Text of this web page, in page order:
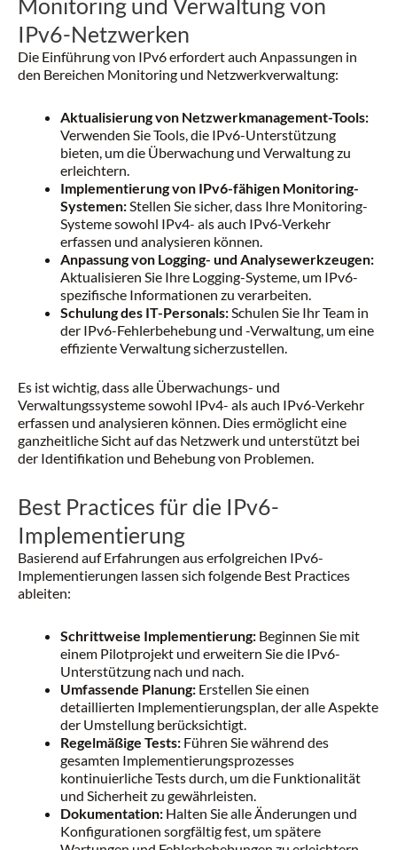
IPv6-Netzwerken
Die Einführung von IPv6 erfordert auch Anpassungen in
den Bereichen Monitoring und Netzwerkverwaltung:
Aktualisierung von Netzwerkmanagement-Tools:
Verwenden Sie Tools, die IPv6-Unterstützung
bieten, um die Überwachung und Verwaltung zu
erleichtern.
Implementierung von IPv6-fähigen Monitoring-
Systemen: Stellen Sie sicher, dass Ihre Monitoring-
Systeme sowohl IPv4- als auch IPv6-Verkehr
erfassen und analysieren können.
Anpassung von Logging- und Analysewerkzeugen:
Aktualisieren Sie Ihre Logging-Systeme, um IPv6-
spezifische Informationen zu verarbeiten.
Schulung des IT-Personals: Schulen Sie Ihr Team in
der IPv6-Fehlerbehebung und -Verwaltung, um eine
effiziente Verwaltung sicherzustellen.
Es ist wichtig, dass alle Überwachungs- und
Verwaltungssysteme sowohl IPv4- als auch IPv6-Verkehr
erfassen und analysieren können. Dies ermöglicht eine
ganzheitliche Sicht auf das Netzwerk und unterstützt bei
der Identifikation und Behebung von Problemen.
Best Practices für die IPv6-
Implementierung
Basierend auf Erfahrungen aus erfolgreichen IPv6-
Implementierungen lassen sich folgende Best Practices
ableiten:
Schrittweise Implementierung: Beginnen Sie mit
einem Pilotprojekt und erweitern Sie die IPv6-
Unterstützung nach und nach.
Umfassende Planung: Erstellen Sie einen
detaillierten Implementierungsplan, der alle Aspekte
der Umstellung berücksichtigt.
Regelmäßige Tests: Führen Sie während des
gesamten Implementierungsprozesses
kontinuierliche Tests durch, um die Funktionalität
und Sicherheit zu gewährleisten.
Dokumentation: Halten Sie alle Änderungen und
Konfigurationen sorgfältig fest, um spätere